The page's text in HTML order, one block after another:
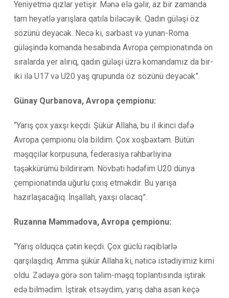
Yeniyetmə qızlar yetişir. Mənə elə gəlir, az bir zamanda
tam heyətlə yarışlara qatıla biləcəyik. Qadın güləşi öz
sözünü deyəcək. Necə ki, sərbəst və yunan-Roma
güləşində komanda hesabında Avropa çempionatında ön
sıralarda yer alırıq, qadın güləşi üzrə komandamız da bir-
iki ilə U17 və U20 yaş qrupunda öz sözünü deyəcək”.
Günay Qurbanova, Avropa çempionu:
“Yarış çox yaxşı keçdi. Şükür Allaha, bu il ikinci dəfə
Avropa çempionu ola bildim. Çox xoşbəxtəm. Bütün
məşqçilər korpusuna, federasiya rəhbərliyinə
təşəkkürümü bildirirəm. Növbəti hədəfim U20 dünya
çempionatında uğurlu çıxış etməkdir. Bu yarışa
hazırlaşacağıq. İnşallah, yaxşı olacaq”.
Ruzanna Məmmədova, Avropa çempionu:
“Yarış olduqca çətin keçdi. Çox güclü rəqiblərlə
qarşılaşdıq. Amma şükür Allaha ki, nəticə istədiyimiz kimi
oldu. Zədəyə görə son təlim-məşq toplantısında iştirak
edə bilmədim. İştirak etsəydim, yarış daha asan keçə